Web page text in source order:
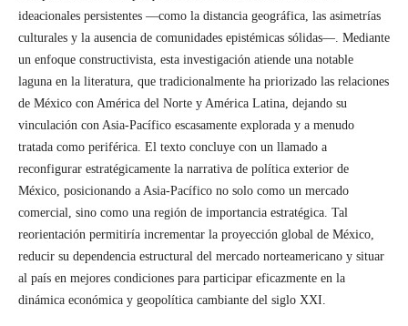
ideacionales persistentes —como la distancia geográfica, las asimetrías
culturales y la ausencia de comunidades epistémicas sólidas—. Mediante
un enfoque constructivista, esta investigación atiende una notable
laguna en la literatura, que tradicionalmente ha priorizado las relaciones
de México con América del Norte y América Latina, dejando su
vinculación con Asia-Pacífico escasamente explorada y a menudo
tratada como periférica. El texto concluye con un llamado a
reconfigurar estratégicamente la narrativa de política exterior de
México, posicionando a Asia-Pacífico no solo como un mercado
comercial, sino como una región de importancia estratégica. Tal
reorientación permitiría incrementar la proyección global de México,
reducir su dependencia estructural del mercado norteamericano y situar
al país en mejores condiciones para participar eficazmente en la
dinámica económica y geopolítica cambiante del siglo XXI.